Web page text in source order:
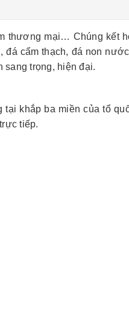
thương mại… Chúng kết
cẩm thạch, đá non
sang trọng, hiện đại.
khắp ba miền của tổ
tiếp.